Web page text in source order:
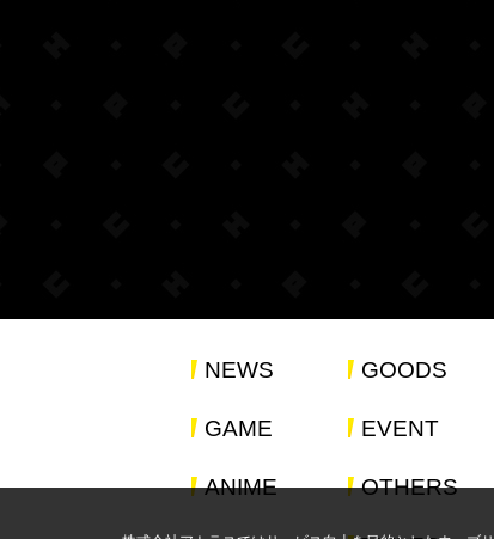
NEWS
GAME
ANIME
GOODS
EVENT
OTHERS